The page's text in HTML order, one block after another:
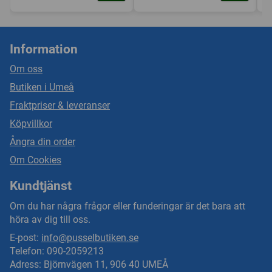
Information
Om oss
Butiken i Umeå
Fraktpriser & leveranser
Köpvillkor
Ångra din order
Om Cookies
Kundtjänst
Om du har några frågor eller funderingar är det bara att
höra av dig till oss.
E-post: info@pusselbutiken.se
Telefon: 090-2059213
Adress: Björnvägen 11, 906 40 UMEÅ